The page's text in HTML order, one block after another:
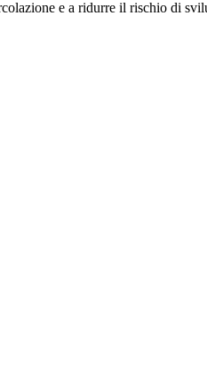
e a ridurre il rischio di